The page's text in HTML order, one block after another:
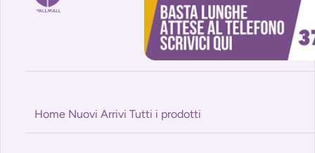
Home Nuovi Arrivi Tutti i prodotti